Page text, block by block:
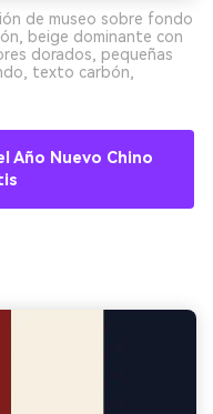
de museo sobre fondo
beige dominante con
dorados, pequeñas
texto carbón,
Año Nuevo Chino